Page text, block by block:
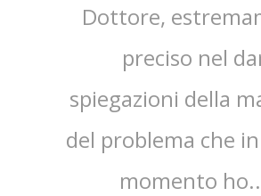
Dottore,
preciso nel
spiegazioni della
del problema che
momento